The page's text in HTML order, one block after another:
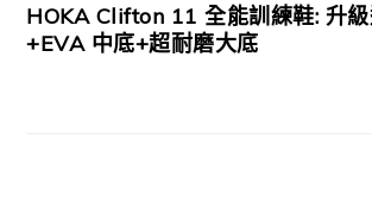
HOKA Clifton 11 全能訓練鞋: 升
+EVA 中底+超耐磨大底